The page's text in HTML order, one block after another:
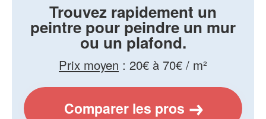
Trouvez rapidement un
peintre pour peindre un mur
ou un plafond.
Prix moyen : 20€ à 70€ / m²
Comparer les pros